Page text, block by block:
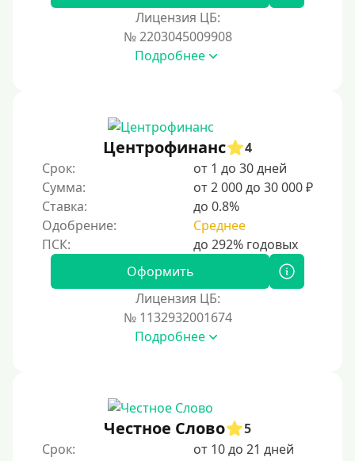
Без активации сервиса
Не выходя из дома
Без посещения офиса
В офисе
В ломбарде
Роботы займов
Онлайн на карту в Telegram
Без списания денег с карты
Денежным переводом
На Яндекс Деньги
Без привязки карты
Лицензия ЦБ:
№ 2203045009908
Подробнее
Центрофинанс
4
Срок:
от 1 до 30 дней
Сумма:
от 2 000 до 30 000 ₽
Ставка:
до 0.8%
Одобрение:
Среднее
Оформить
Лицензия ЦБ:
№ 1132932001674
Подробнее
Честное Слово
5
Срок:
от 10 до 21 дней